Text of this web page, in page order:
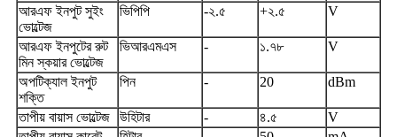
আরএফ ইনপুট সুইং
ভোল্টেজ
ভিপিপি -২.৫ +২.৫ V
আরএফ ইনপুটের রুট
মিন স্কয়ার ভোল্টেজ
ভিআরএমএস - ১.৭৮ V
অপটিক্যাল ইনপুট
শক্তি
পিন - 20 dBm
তাপীয় বায়াস ভোল্টেজ উহিটার - ৪.৫
V